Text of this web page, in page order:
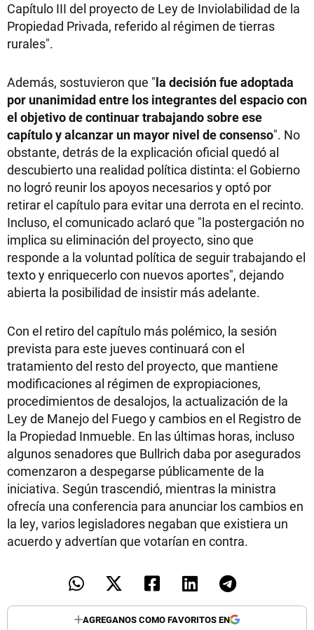
Capítulo III del proyecto de Ley de Inviolabilidad de la
Propiedad Privada, referido al régimen de tierras
rurales".
Además, sostuvieron que "la decisión fue adoptada
por unanimidad entre los integrantes del espacio con
el objetivo de continuar trabajando sobre ese
capítulo y alcanzar un mayor nivel de consenso". No
obstante, detrás de la explicación oficial quedó al
descubierto una realidad política distinta: el Gobierno
no logró reunir los apoyos necesarios y optó por
retirar el capítulo para evitar una derrota en el recinto.
Incluso, el comunicado aclaró que "la postergación no
implica su eliminación del proyecto, sino que
responde a la voluntad política de seguir trabajando el
texto y enriquecerlo con nuevos aportes", dejando
abierta la posibilidad de insistir más adelante.
Con el retiro del capítulo más polémico, la sesión
prevista para este jueves continuará con el
tratamiento del resto del proyecto, que mantiene
modificaciones al régimen de expropiaciones,
procedimientos de desalojos, la actualización de la
Ley de Manejo del Fuego y cambios en el Registro de
la Propiedad Inmueble. En las últimas horas, incluso
algunos senadores que Bullrich daba por asegurados
comenzaron a despegarse públicamente de la
iniciativa. Según trascendió, mientras la ministra
ofrecía una conferencia para anunciar los cambios en
la ley, varios legisladores negaban que existiera un
acuerdo y advertían que votarían en contra.
AGREGANOS COMO FAVORITOS EN